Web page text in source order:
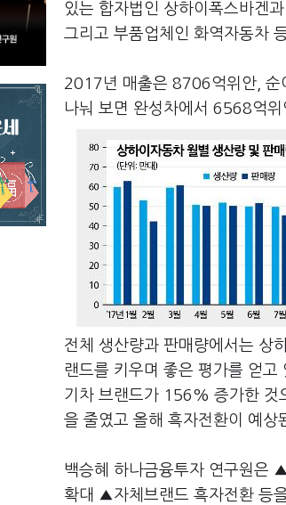
있는 합자법인 상하이폭스바겐
그리고 부품업체인 화역자동차
2017년 매출은 8706억위안, 순
나눠 보면 완성차에서 6568억
전체 생산량과 판매량에서는 상
랜드를 키우며 좋은 평가를 얻
기차 브랜드가 156% 증가한 것
을 줄였고 올해 흑자전환이 예상
백승혜 하나금융투자 연구원은
확대 ▲자체브랜드 흑자전환 등